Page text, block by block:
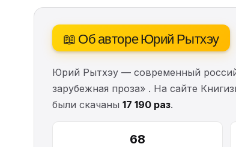
📖 Об авторе Юрий Рытхэу
Юрий Рытхэу — современный
зарубежная проза» . На сайте
были скачаны 17 190 раз.
68